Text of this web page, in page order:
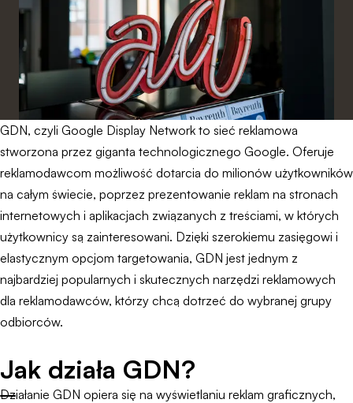
GDN, czyli Google Display Network to sieć reklamowa
stworzona przez giganta technologicznego Google. Oferuje
reklamodawcom możliwość dotarcia do milionów użytkowników
na całym świecie, poprzez prezentowanie reklam na stronach
internetowych i aplikacjach związanych z treściami, w których
użytkownicy są zainteresowani. Dzięki szerokiemu zasięgowi i
elastycznym opcjom targetowania, GDN jest jednym z
najbardziej popularnych i skutecznych narzędzi reklamowych
dla reklamodawców, którzy chcą dotrzeć do wybranej grupy
odbiorców.
Jak działa GDN?
Działanie GDN opiera się na wyświetlaniu reklam graficznych,